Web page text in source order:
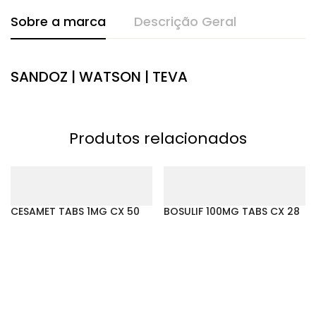
Sobre a marca Descrição Geral
SANDOZ | WATSON | TEVA
Produtos relacionados
CESAMET TABS 1MG CX 50 BOSULIF 100MG TABS CX 28